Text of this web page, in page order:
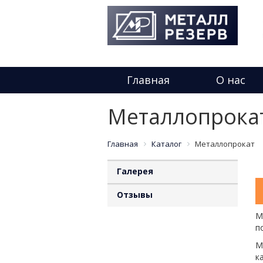
Главная О нас
Главная Каталог Металлопрокат
Галерея
Отзывы